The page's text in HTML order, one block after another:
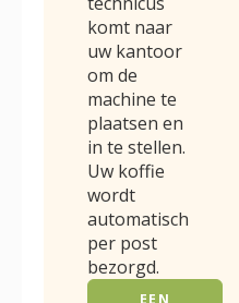
komt naar
uw kantoor
om de
machine te
plaatsen en
in te stellen.
Uw koffie
wordt
automatisch
per post
bezorgd.
EEN